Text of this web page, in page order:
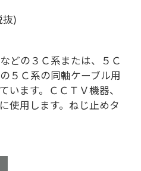
抜)
どの３Ｃ系または、５Ｃ
５Ｃ系の同軸ケーブル用
います。ＣＣＴＶ機器、
使用します。ねじ止めタ